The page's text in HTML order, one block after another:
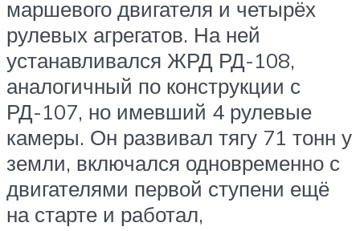
маршевого двигателя и четырёх
рулевых агрегатов. На ней
устанавливался ЖРД РД-108,
аналогичный по конструкции с
РД-107, но имевший 4 рулевые
камеры. Он развивал тягу 71 тонн у
земли, включался одновременно с
двигателями первой ступени ещё
на старте и работал,